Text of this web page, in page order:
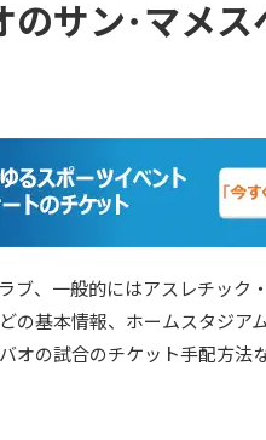
サン･マメ
、一般的にはアスレチック
の基本情報、ホームスタジア
オの試合のチケット手配方法